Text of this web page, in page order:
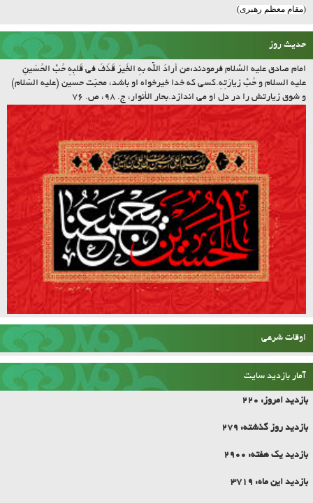
(مقام معظم رهبری)
حدیث روز
امام صادق علیه السّلام فرمودند:مَن أرادَ اللّه بِهِ الخَیرَ قَذَفَ فی قَلبِهِ حُبَّ الحُسَینِ
علیه السلام و حُبَّ زیارَتِهِ.کسى که خدا خیرخواه او باشد، محبّت حسین (علیه السّلام)
و شوق زیارتش را در دل او مى اندازد.بحار الأنوار، ج. ۹۸، ص. ۷۶
اوقات شرعی
آمار بازدید سایت
بازدید امروز: 220
بازدید روز گذشته: 279
بازدید یک هفته: 2900
بازدید این ماه: 3719